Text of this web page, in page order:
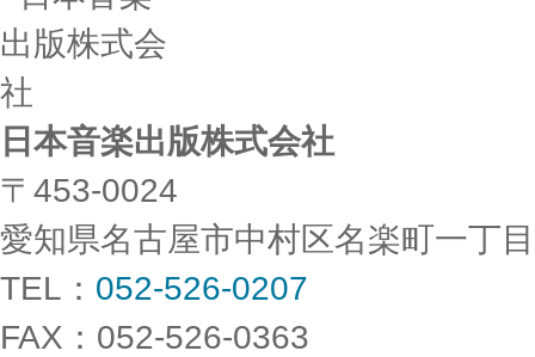
日本音楽出版株式会社
〒453-0024
愛知県名古屋市中村区名楽町一丁
TEL： 052-526-0207
FAX：052-526-0363